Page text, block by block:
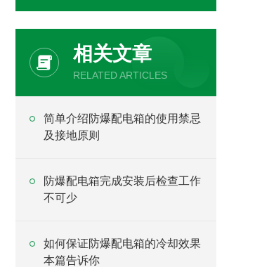
相关文章
RELATED ARTICLES
简单介绍防爆配电箱的使用禁忌
及接地原则
防爆配电箱完成安装后检查工作
不可少
如何保证防爆配电箱的冷却效果
本篇告诉你